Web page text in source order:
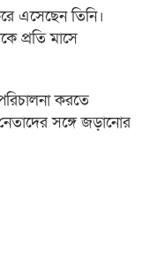
এসেছেন তিনি।
প্রতি মাসে
করতে
সঙ্গে জড়ানোর